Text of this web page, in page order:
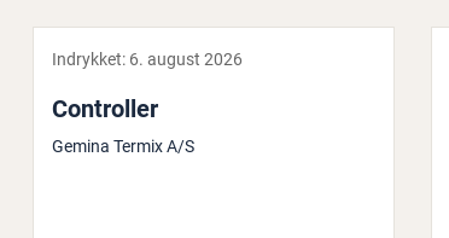
Indrykket: 6. august 2026
Con­trol­ler
Gemina Termix A/S